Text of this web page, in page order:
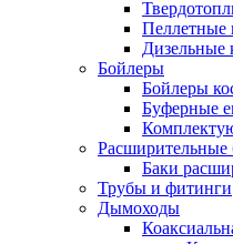
Пеллетные
Дизельные
Бойлеры
Бойлеры
Буферные
Расширительные
Баки
Трубы и фитинги
Дымоходы